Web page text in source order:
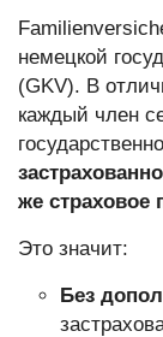
немецкой
(GKV). В
каждый член
же страховое
Это значит:
Без